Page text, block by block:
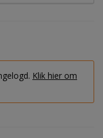
Klik hier om